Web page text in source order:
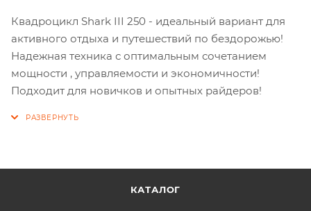
Квадроцикл Shark III 250 - идеальный вариант для
активного отдыха и путешествий по бездорожью!
Надежная техника с оптимальным сочетанием
мощности , управляемости и экономичности!
Подходит для новичков и опытных райдеров!
КАТАЛОГ